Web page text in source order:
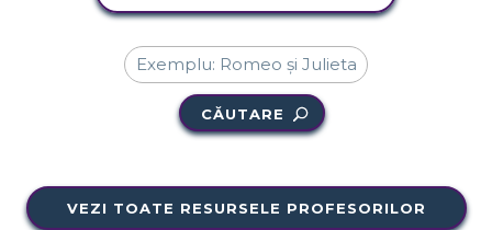
CĂUTARE
VEZI TOATE RESURSELE PROFESORILOR